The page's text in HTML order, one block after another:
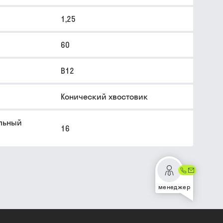
1,25
60
В12
Конический хвостовик
16
менеджер